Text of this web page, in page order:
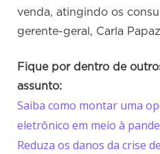
venda, atingindo os
gerente-geral, Carla
Fique por dentro de
assunto:
Saiba como montar uma
eletrônico em meio à
Reduza os danos da crise